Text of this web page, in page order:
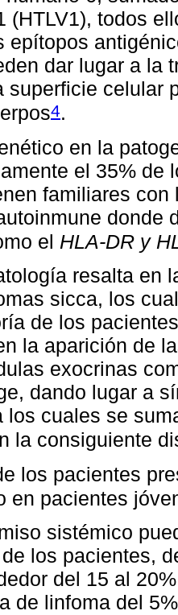
(HTLV1), todos
epítopos
dar lugar a la
superficie celular
4.
en la
el 35% de
familiares
donde
el HLA-DR y
resalta en
sicca, los
de los
la aparición de
exocrinas
dando lugar a
los cuales se
la consiguiente
los pacientes
en pacientes
sistémico
los pacientes,
del 15 al
de linfoma del